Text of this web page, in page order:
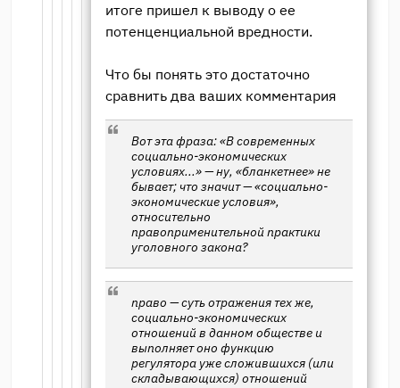
итоге пришел к выводу о ее
потенценциальной вредности.
Что бы понять это достаточно
сравнить два ваших комментария
Вот эта фраза: «В современных
социально-экономических
условиях...» — ну, «бланкетнее» не
бывает; что значит — «социально-
экономические условия»,
относительно
правоприменительной практики
уголовного закона?
право — суть отражения тех же,
социально-экономических
отношений в данном обществе и
выполняет оно функцию
регулятора уже сложившихся (или
складывающихся) отношений